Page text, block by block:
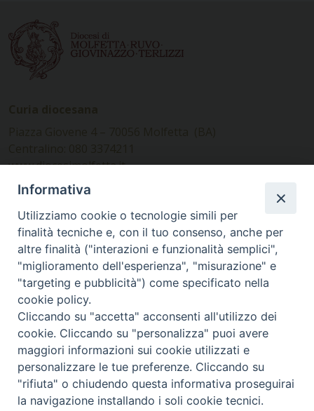
www.diocesimolfetta.it –
diocesimolfetta@pec.chiesacattolica.it
Ufficio Comunicazioni sociali
Piazza Giovene 4 – 70056 Molfetta (BA)
comunicazionisociali@diocesimolfetta.it
SEGUICI SU
Facebook
Instagram
X YouTube
Feed
Privacy Policy - trasparenza
Informativa
Utilizziamo cookie o tecnologie simili per
finalità tecniche e, con il tuo consenso, anche per
altre finalità ("interazioni e funzionalità semplici",
"miglioramento dell'esperienza", "misurazione" e
"targeting e pubblicità") come specificato nella
cookie policy.
Cliccando su "accetta" acconsenti all'utilizzo dei
cookie. Cliccando su "personalizza" puoi avere
maggiori informazioni sui cookie utilizzati e
personalizzare le tue preferenze. Cliccando su
"rifiuta" o chiudendo questa informativa proseguirai
la navigazione installando i soli cookie tecnici.